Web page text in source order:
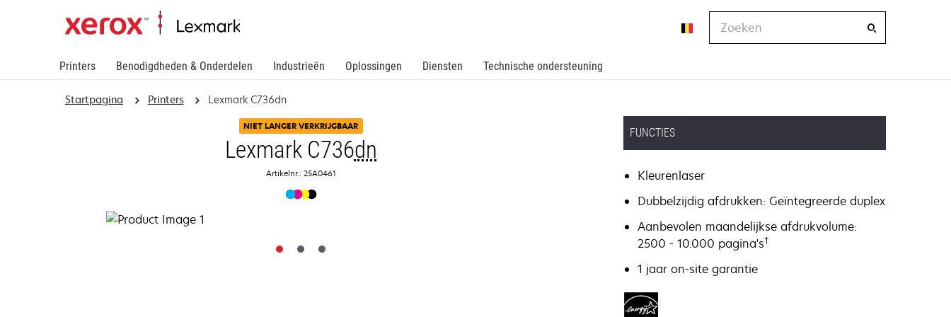
Printers Benodigdheden & Onderdelen Industrieën Oplossingen Diensten Technische ondersteuning
Zoeken
Startpagina Printers Lexmark C736dn
NIET LANGER VERKRIJGBAAR
Lexmark C736dn
Artikelnr.: 25A0461
FUNCTIES
Kleurenlaser
Dubbelzijdig afdrukken: Geïntegreerde duplex
Aanbevolen maandelijkse afdrukvolume:
2500 - 10.000 pagina's†
1 jaar on-site garantie